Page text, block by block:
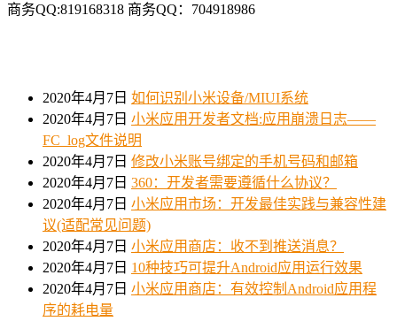
商务QQ:819168318 商务QQ：704918986
2020年4月7日 如何识别小米设备/MIUI系统
2020年4月7日 小米应用开发者文档:应用崩溃日志——
FC_log文件说明
2020年4月7日 修改小米账号绑定的手机号码和邮箱
2020年4月7日 360：开发者需要遵循什么协议？
2020年4月7日 小米应用市场：开发最佳实践与兼容性建
议(适配常见问题)
2020年4月7日 小米应用商店：收不到推送消息？
2020年4月7日 10种技巧可提升Android应用运行效果
2020年4月7日 小米应用商店：有效控制Android应用程
序的耗电量